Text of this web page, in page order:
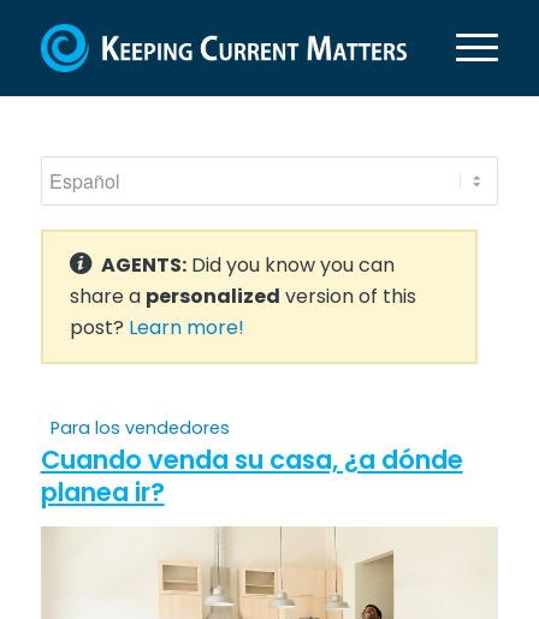
AGENTS:Did you know you can
share a personalized version of this
post? Learn more!
Para los vendedores
Cuando venda su casa, ¿a dónde
planea ir?